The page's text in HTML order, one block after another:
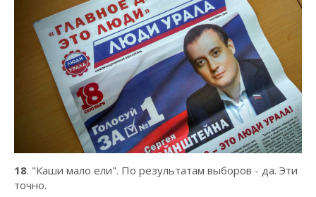
18. "Каши мало ели". По результатам выборов - да. Эти
точно.